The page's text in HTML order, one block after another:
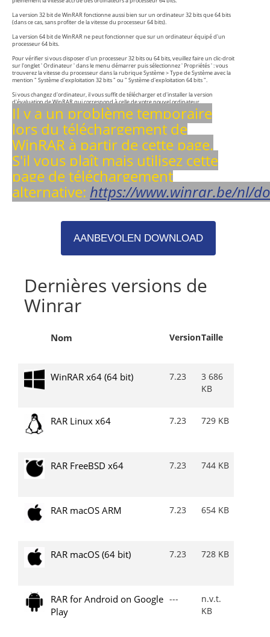
La version 32 bit de WinRAR fonctionne aussi bien sur un ordinateur 32 bits que 64 bits
(dans ce cas, sans profiter de la vitesse du processeur 64 bits).
La version 64 bit de WinRAR ne peut fonctionner que sur un ordinateur équipé d'un
processeur 64 bits.
Pour vérifier si vous disposer d'un processeur 32 bits ou 64 bits, veuillez faire un clic-droit
sur l'onglet ' Ordinateur ' dans le menu démarrer puis sélectionnez ' Propriétés ' : vous
trouverez la vitesse du processeur dans la rubrique Système > Type de Système avec la
mention " Système d'exploitation 32 bits " ou " Système d'exploitation 64 bits ".
Si vous changez d'ordinateur, il vous suffit de télécharger et d'installer la version
d'évaluation de WinRAR qui correspond à celle de votre nouvel ordinateur.
Il y a un problème temporaire
lors du téléchargement de
WinRAR à partir de cette page.
S'il vous plaît mais utilisez cette
page de téléchargement
alternative: https://www.winrar.be/nl/
AANBEVOLEN DOWNLOAD
Dernières versions de
Winrar
Nom VersionTaille
WinRAR x64 (64 bit) 7.23
3 686
KB
RAR Linux x64 7.23 729 KB
RAR FreeBSD x64 7.23 744 KB
RAR macOS ARM 7.23 654 KB
RAR macOS (64 bit) 7.23 728 KB
RAR for Android on Google
Play
---
n.v.t.
KB